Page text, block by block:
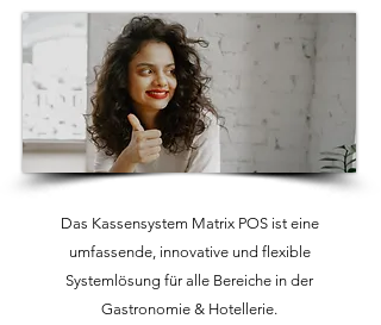
Das Kassensystem Matrix POS ist eine
umfassende, innovative und flexible
Systemlösung für alle Bereiche in der
Gastronomie & Hotellerie.